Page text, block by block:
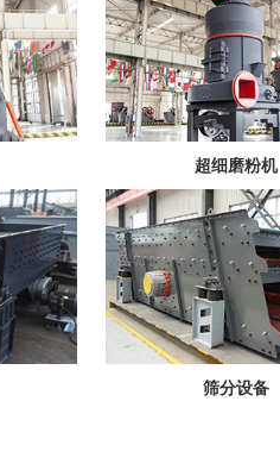
超细磨粉机
筛分设备